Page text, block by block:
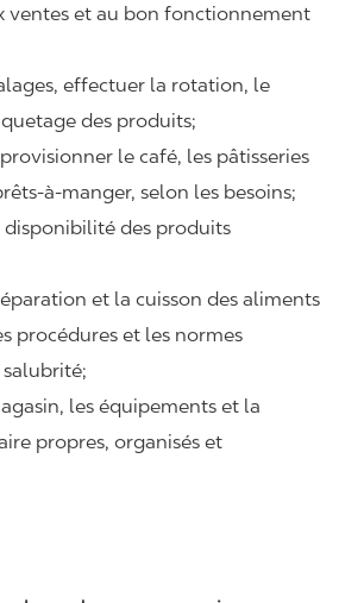
ventes et au bon fonctionnement
effectuer la rotation, le
des produits;
le café, les pâtisseries
à-manger, selon les besoins;
disponibilité des produits
et la cuisson des aliments
procédures et les normes
salubrité;
les équipements et la
propres, organisés et